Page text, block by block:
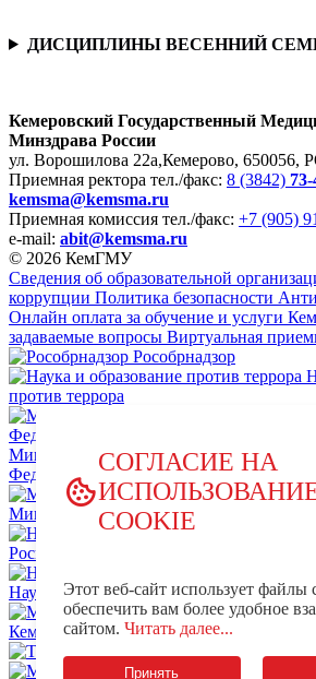
ДИСЦИПЛИНЫ ВЕСЕННИЙ
Кемеровский Государственный
Минздрава России
ул. Ворошилова 22а,Кемерово,
Приемная ректора тел./факс: 8 (3842)
kemsma@kemsma.ru
Приемная комиссия тел./факс: +7 (905)
e-mail: abit@kemsma.ru
© 2026 КемГМУ
Сведения об образовательной
коррупции Политика безопасности
Онлайн оплата за обучение и услуги
задаваемые вопросы Виртуальная
Рособрнадзор
против террора
Министерство науки и высшего
Федерации
Министерство просвещения Российской
НЦПТИ.РФ
Роспотребнадзор
Научно-образовательный центр
MAX - КемГМУ
КемГМУ
OK - КемГМУ
Минздрав России
СОГЛАСИЕ НА
COOKIE
Этот веб-сайт использует файлы
обеспечить вам более удобное
сайтом. Читать далее...
Принять